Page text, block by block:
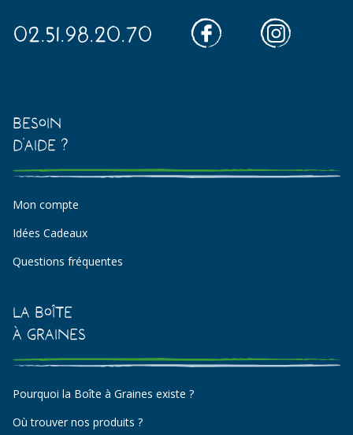
02.51.98.20.70
Besoin
d'aide ?
Mon compte
Idées Cadeaux
Questions fréquentes
La Boîte
à Graines
Pourquoi la Boîte à Graines existe ?
Où trouver nos produits ?